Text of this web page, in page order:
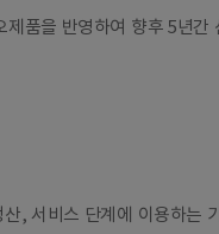
품을 반영하여 향후 5년
, 서비스 단계에 이용하는